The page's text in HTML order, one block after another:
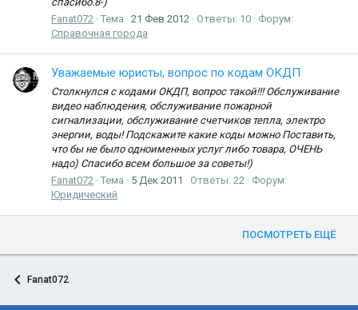
Fanat072
Тема 21 Фев 2012 Ответы: 10
Форум:
Справочная города
Уважаемые юристы, вопрос по кодам ОКДП
Столкнулся с кодами ОКДП, вопрос такой!!! Обслуживание
видео наблюдения, обслуживание пожарной
сигнализации, обслуживание счетчиков тепла, электро
энергии, воды! Подскажите какие коды можно Поставить,
что бы не было одноименных услуг либо товара, ОЧЕНЬ
надо) Спасибо всем большое за советы!)
Fanat072
Тема 5 Дек 2011 Ответы: 22
Форум:
Юридический
ПОСМОТРЕТЬ ЕЩЁ
Fanat072